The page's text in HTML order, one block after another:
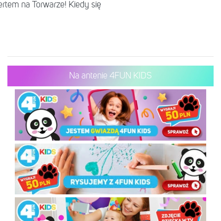
na Torwarze! Kiedy się
Na antenie 4FUN KIDS